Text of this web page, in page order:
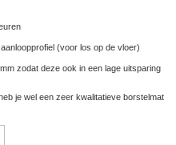
(voor los op de vloer)
zodat deze ook in een lage uitsparing
je wel een zeer kwalitatieve borstelmat